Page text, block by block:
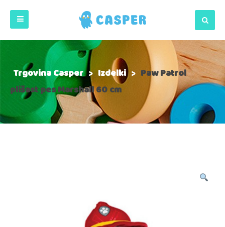
Trgovina Casper> Izdelki > Paw Patrol
plišast pes Marshall 60 cm